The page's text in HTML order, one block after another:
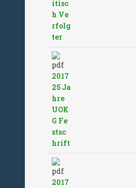
itisc
h Ve
rfolg
ter
2017
25 Ja
hre
UOK
G Fe
stsc
hrift
2017